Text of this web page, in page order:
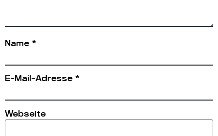
Name *
E-Mail-Adresse *
Webseite